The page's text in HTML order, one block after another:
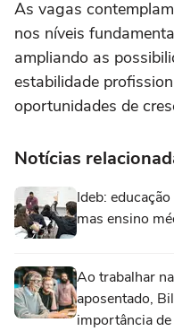
As vagas
nos níveis
ampliando as
estabilidade
oportunidades de
Notícias
Ideb:
mas ensino
Ao trabalhar
aposentado,
importância